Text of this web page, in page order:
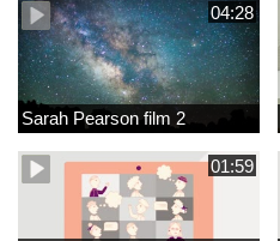
04:28
Sarah Pearson film 2
01:59